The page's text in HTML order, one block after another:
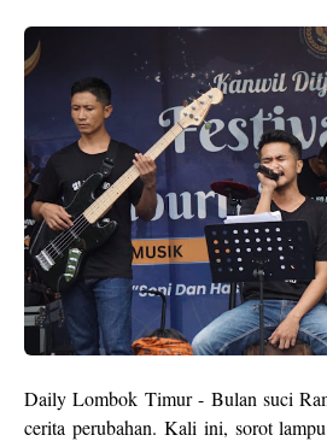
Daily Lombok Timur - Bulan suci
cerita perubahan. Kali ini, sorot